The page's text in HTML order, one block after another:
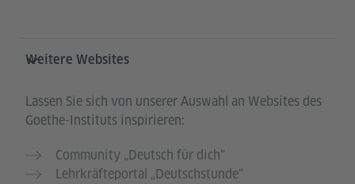
Weitere Websites
Lassen Sie sich von unserer Auswahl an Websites des
Goethe-Instituts inspirieren:
Community „Deutsch für dich“
Lehrkräfteportal „Deutschstunde“